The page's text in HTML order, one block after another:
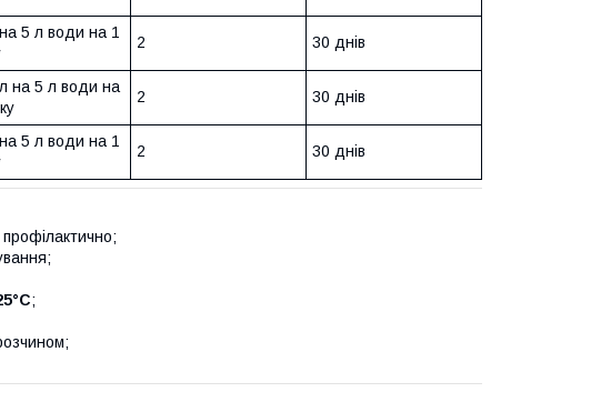
5 л води на 1
2 30 днів
на 5 л води на
2 30 днів
5 л води на 1
2 30 днів
;